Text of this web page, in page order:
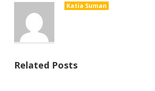
Katia Suman
Related Posts